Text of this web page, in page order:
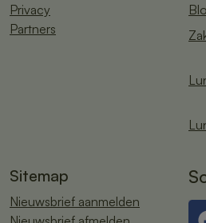
Privacy
Partners
Sitemap
Nieuwsbrief aanmelden